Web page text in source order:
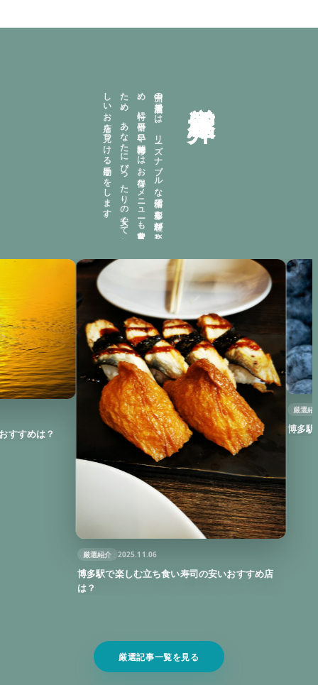
中洲の
居酒屋で
は
、
リ
ーズ
ナ
ブ
ル
な
価格で
多彩な
料理が
楽し
め
、
特に
平日や
早い
時間帯に
は
お
得な
メ
ニ
ュ
ーも
豊富な
た
め
、
あ
な
た
に
ぴ
っ
た
り
の
安く
て
美味
し
い
お
店を
見つ
け
る
手助け
を
し
ま
す
。
2025.11.06
博多駅で楽しむ立ち食い寿司の安いおすすめ店
厳選紹介
博多駅近で楽し
厳選記事一覧を見る